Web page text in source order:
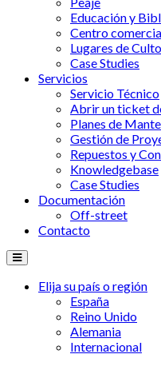
Educación y
Centro
Lugares de Culto
Case Studies
Servicios
Servicio Técnico
Abrir un ticket
Planes de
Gestión de
Repuestos y
Knowledgebase
Case Studies
Documentación
Off-street
Contacto
Elija su país o región
España
Reino Unido
Alemania
Internacional